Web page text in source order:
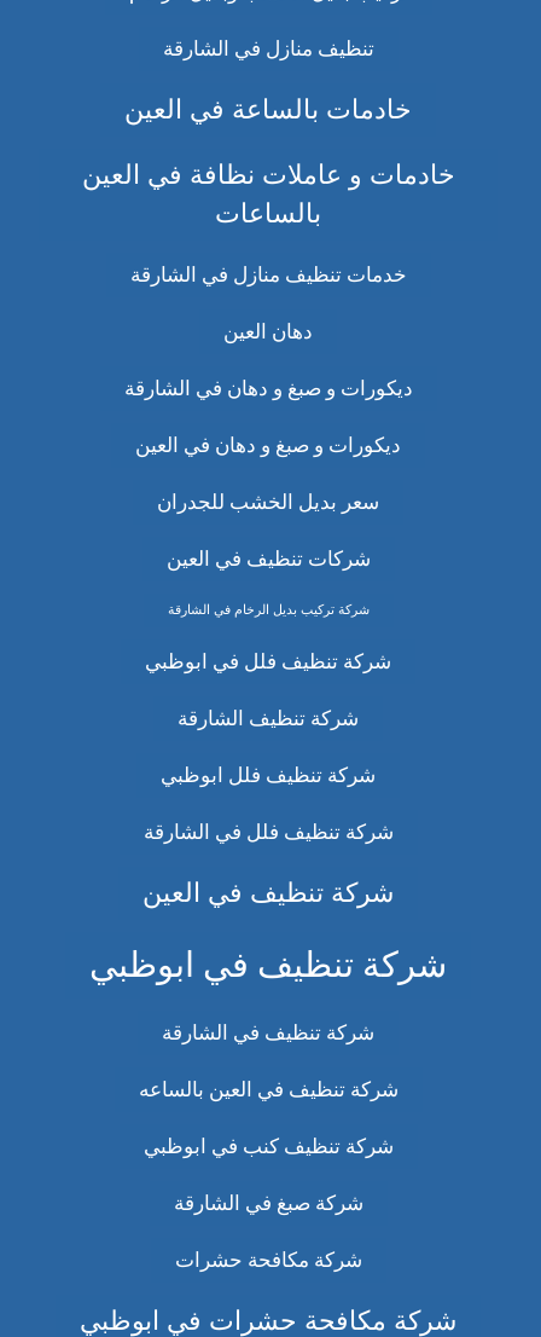
تنظيف منازل في الشارقة
خادمات بالساعة في العين
خادمات و عاملات نظافة في العين
بالساعات
خدمات تنظيف منازل في الشارقة
دهان العين
ديكورات و صبغ و دهان في الشارقة
ديكورات و صبغ و دهان في العين
سعر بديل الخشب للجدران
شركات تنظيف في العين
شركة تركيب بديل الرخام في الشارقة
شركة تنظيف فلل في ابوظبي
شركة تنظيف الشارقة
شركة تنظيف فلل ابوظبي
شركة تنظيف فلل في الشارقة
شركة تنظيف في العين
شركة تنظيف في ابوظبي
شركة تنظيف في الشارقة
شركة تنظيف في العين بالساعه
شركة تنظيف كنب في ابوظبي
شركة صبغ في الشارقة
شركة مكافحة حشرات
شركة مكافحة حشرات في ابوظبي